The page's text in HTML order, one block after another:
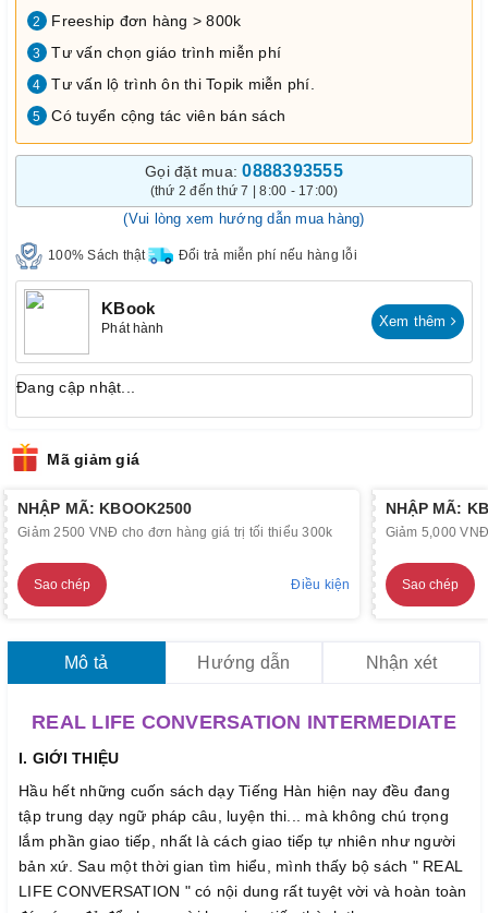
2 Freeship đơn hàng > 800k
3 Tư vấn chọn giáo trình miễn phí
4 Tư vấn lộ trình ôn thi Topik miễn phí.
5 Có tuyển cộng tác viên bán sách
Gọi đặt mua:0888393555
(thứ 2 đến thứ 7 | 8:00 - 17:00)
(Vui lòng xem hướng dẫn mua hàng)
100% Sách thật Đổi trả miễn phí nếu hàng lỗi
KBook
Phát hành Xem thêm
Đang cập nhật...
Mã giảm giá
NHẬP MÃ: KBOOK2500
Giảm 2500 VNĐ cho đơn hàng giá trị tối thiểu 300k
Sao chép Điều kiện
NHẬP MÃ:
Giảm 5,000
Sao chép
Mô tả Hướng dẫn Nhận xét
REAL LIFE CONVERSATION INTERMEDIATE
I. GIỚI THIỆU
Hầu hết những cuốn sách dạy Tiếng Hàn hiện nay đều đang
tập trung dạy ngữ pháp câu, luyện thi... mà không chú trọng
lắm phần giao tiếp, nhất là cách giao tiếp tự nhiên như người
bản xứ. Sau một thời gian tìm hiểu, mình thấy bộ sách " REAL
LIFE CONVERSATION " có nội dung rất tuyệt vời và hoàn toàn